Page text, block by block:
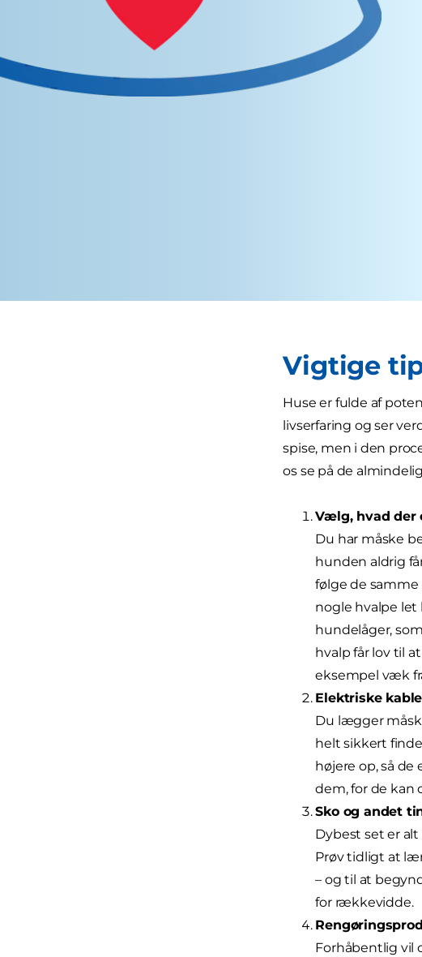
Vigtige
Huse er fulde af
livserfaring og ser
spise, men i den
os se på de
Vælg, hvad der
Du har måske
hunden aldrig
følge de
nogle hvalpe let
hundelåger,
hvalp får lov til
eksempel væk
Elektriske
Du lægger
helt sikkert
højere op, så
dem, for de kan
Sko og andet
Dybest set er
Prøv tidligt at
– og til at
for rækkevidde.
Forhåbentlig vil